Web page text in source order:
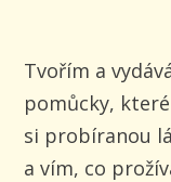
Tvořím a
pomůcky,
si probíranou
a vím, co